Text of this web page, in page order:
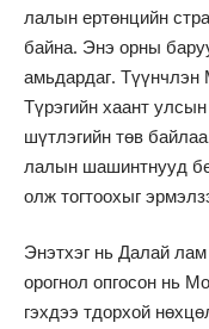
лалын ертөнцийн
байна. Энэ орны
амьдардаг. Түүнчлэн
Түрэгийн хаант
шүтлэгийн төв
лалын шашинтнууд
олж тогтоохыг
Энэтхэг нь Далай лам
орогнол опгосон нь
гэхдээ тдорхой